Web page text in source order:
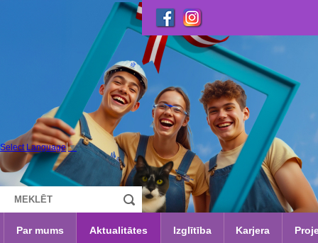
Select Language ▼
Par mums Aktualitātes Izglītība Karjera